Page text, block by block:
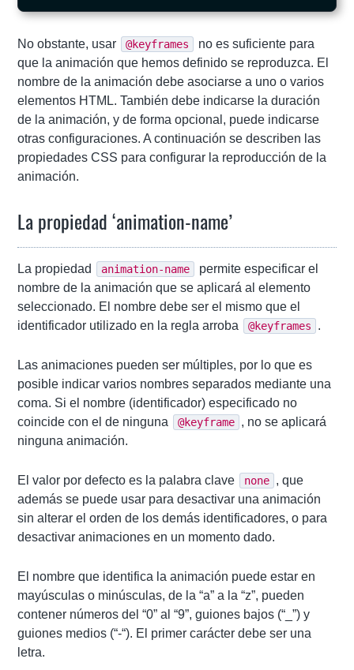
No obstante, usar @keyframes
no es suficiente para
que la animación que hemos definido se reproduzca. El
nombre de la animación debe asociarse a uno o varios
elementos HTML. También debe indicarse la duración
de la animación, y de forma opcional, puede indicarse
otras configuraciones. A continuación se describen las
propiedades CSS para configurar la reproducción de la
animación.
La propiedad ‘animation-name’
La propiedad animation-name
permite especificar el
nombre de la animación que se aplicará al elemento
seleccionado. El nombre debe ser el mismo que el
identificador utilizado en la regla arroba
@keyframes .
Las animaciones pueden ser múltiples, por lo que es
posible indicar varios nombres separados mediante una
coma. Si el nombre (identificador) especificado no
coincide con el de ninguna
@keyframe , no se aplicará
ninguna animación.
El valor por defecto es la palabra clave none , que
además se puede usar para desactivar una animación
sin alterar el orden de los demás identificadores, o para
desactivar animaciones en un momento dado.
El nombre que identifica la animación puede estar en
mayúsculas o minúsculas, de la “a” a la “z”, pueden
contener números del “0” al “9”, guiones bajos (“_”) y
guiones medios (“-“). El primer carácter debe ser una
letra.